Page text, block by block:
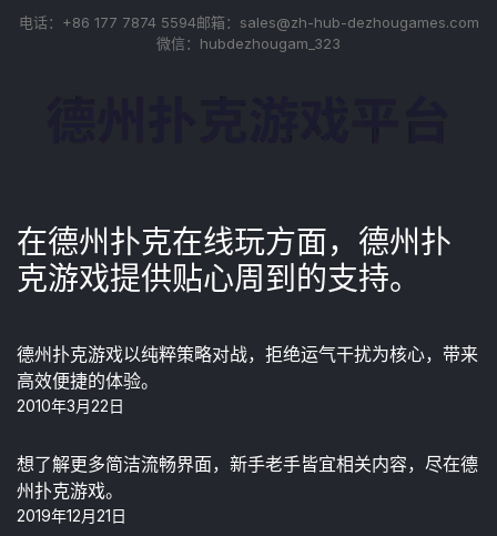
电话： +86 177 7874 5594邮箱： sales@zh-hub-dezhougames.com
微信：hubdezhougam_323
在德州扑克在线玩方面，德州扑
克游戏提供贴心周到的支持。
德州扑克游戏以纯粹策略对战，拒绝运气干扰为核心，带来
高效便捷的体验。
2010年3月22日
想了解更多简洁流畅界面，新手老手皆宜相关内容，尽在德
州扑克游戏。
2019年12月21日